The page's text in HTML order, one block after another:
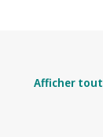
Afficher tout